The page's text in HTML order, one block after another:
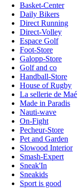
Basket-Center
Daily Bikers
Direct Running
Direct-Volley
Espace Golf
Foot-Store
Galopp-Store
Golf and co
Handball-Store
House of Rugby
La sellerie de Maé
Made in Paradis
Nauti-wave
On-Fight
Pecheur-Store
Pet and Garden
Slowood Interior
Smash-Expert
Sneak'In
Sneakids
Sport is good